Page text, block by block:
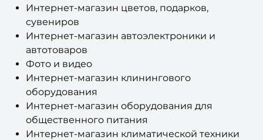
Интернет-магазин цветов, подарков,
сувениров
Интернет-магазин автоэлектроники и
автотоваров
Фото и видео
Интернет-магазин клинингового
оборудования
Интернет-магазин оборудования для
общественного питания
Интернет-магазин климатической техники